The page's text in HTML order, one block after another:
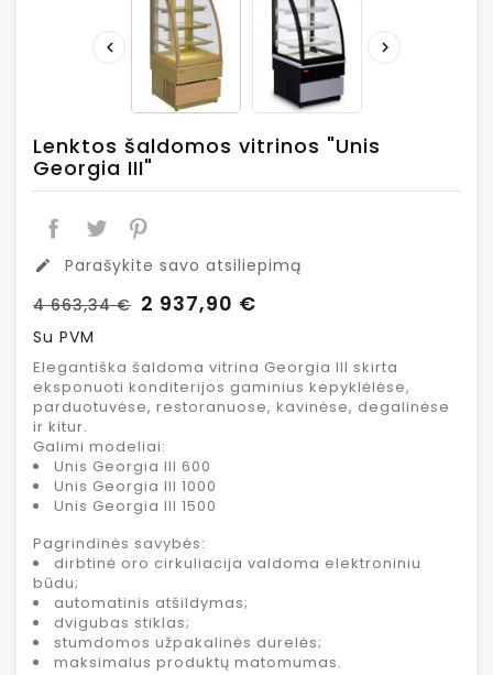
 
Lenktos šaldomos vitrinos "Unis
Georgia III"
edit
Parašykite savo atsiliepimą
4 663,34 € 2 937,90 €
Su PVM
Elegantiška šaldoma vitrina Georgia III skirta
eksponuoti konditerijos gaminius kepyklėlėse,
parduotuvėse, restoranuose, kavinėse, degalinėse
ir kitur.
Galimi modeliai:
Unis Georgia III 600
Unis Georgia III 1000
Unis Georgia III 1500
Pagrindinės savybės:
dirbtinė oro cirkuliacija valdoma elektroniniu
būdu;
automatinis atšildymas;
dvigubas stiklas;
stumdomos užpakalinės durelės;
maksimalus produktų matomumas.